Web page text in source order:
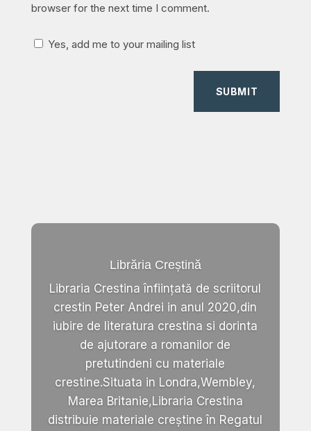
browser for the next time I comment.
Yes, add me to your mailing list
SUBMIT
Librăria Creștină
Libraria Crestina înființată de scriitorul
crestin Peter Andrei in anul 2020,din
iubire de literatura crestina si dorinta
de ajutorare a romanilor de
pretutindeni cu materiale
crestine.Situata in Londra,Wembley,
Marea Britanie,Libraria Crestina
distribuie materiale creștine în Regatul